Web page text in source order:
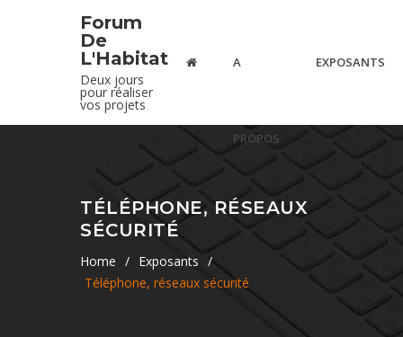
Forum
De
L'Habitat
Deux jours
pour réaliser
vos projets
A
PROPOS
EXPOSANTS
TÉLÉPHONE, RÉSEAUX
SÉCURITÉ
Home / Exposants /
Téléphone, réseaux sécurité